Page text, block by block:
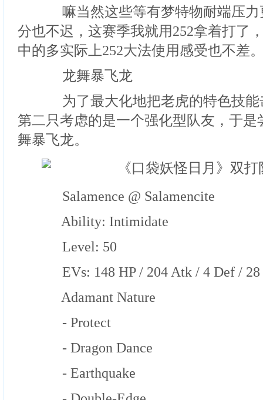
嘛当然这些等有梦特物耐端压力
分也不迟，这赛季我就用252拿着打了
中的多实际上252大法使用感受也不差
龙舞暴飞龙
为了最大化地把老虎的特色技能
第二只考虑的是一个强化型队友，于是
舞暴飞龙。
Salamence @ Salamencite
Ability: Intimidate
Level: 50
EVs: 148 HP / 204 Atk / 4 Def / 28
Adamant Nature
- Protect
- Dragon Dance
- Earthquake